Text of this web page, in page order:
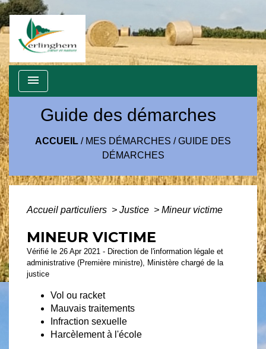
menu
Guide des démarches
ACCUEIL / MES DÉMARCHES /GUIDE DES
DÉMARCHES
Accueil particuliers > Justice > Mineur victime
MINEUR VICTIME
Vérifié le 26 Apr 2021 - Direction de l'information légale et
administrative (Première ministre), Ministère chargé de la
justice
Vol ou racket
Mauvais traitements
Infraction sexuelle
Harcèlement à l'école